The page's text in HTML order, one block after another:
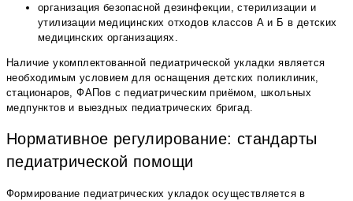
организация безопасной дезинфекции, стерилизации и
утилизации медицинских отходов классов А и Б в детских
медицинских организациях.
Наличие укомплектованной педиатрической укладки является
необходимым условием для оснащения детских поликлиник,
стационаров, ФАПов с педиатрическим приёмом, школьных
медпунктов и выездных педиатрических бригад.
Нормативное регулирование: стандарты
педиатрической помощи
Формирование педиатрических укладок осуществляется в